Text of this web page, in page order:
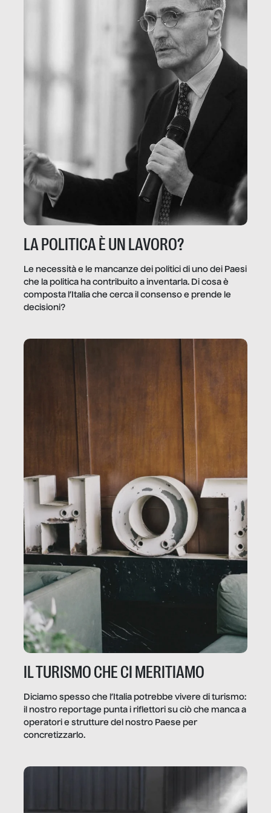
LA POLITICA È UN LAVORO?
Le necessità e le mancanze dei politici di uno dei Paesi
che la politica ha contribuito a inventarla. Di cosa è
composta l’Italia che cerca il consenso e prende le
decisioni?
IL TURISMO CHE CI MERITIAMO
Diciamo spesso che l’Italia potrebbe vivere di turismo:
il nostro reportage punta i riflettori su ciò che manca a
operatori e strutture del nostro Paese per
concretizzarlo.